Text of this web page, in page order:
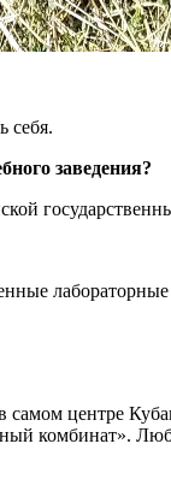
себя.
заведения?
центре
комбинат».